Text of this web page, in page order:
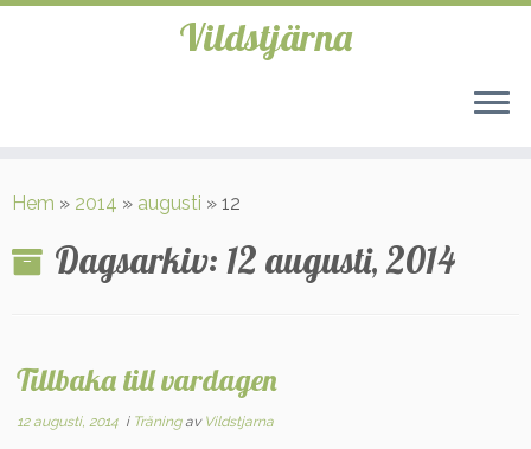
till
Vildstjärna
Hem » 2014 » augusti » 12
Dagsarkiv: 12 augusti, 2014
Tillbaka till vardagen
12 augusti, 2014 i Träningav Vildstjarna